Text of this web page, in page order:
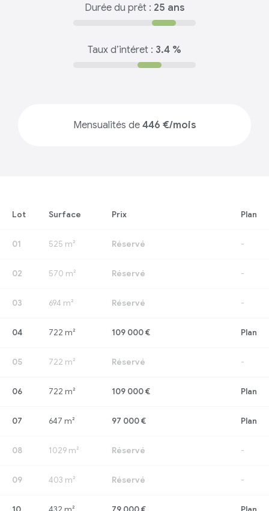
Durée du prêt : 25 ans
Taux d’intéret : 3.4 %
Mensualités de446 €/mois
Lot Surface Prix Plan
01 525 m² Réservé -
02 570 m² Réservé -
03 694 m² Réservé -
04 722 m² 109 000 € Plan
05 722 m² Réservé -
06 722 m² 109 000 € Plan
07 647 m² 97 000 € Plan
08 1029 m² Réservé -
09 403 m² Réservé -